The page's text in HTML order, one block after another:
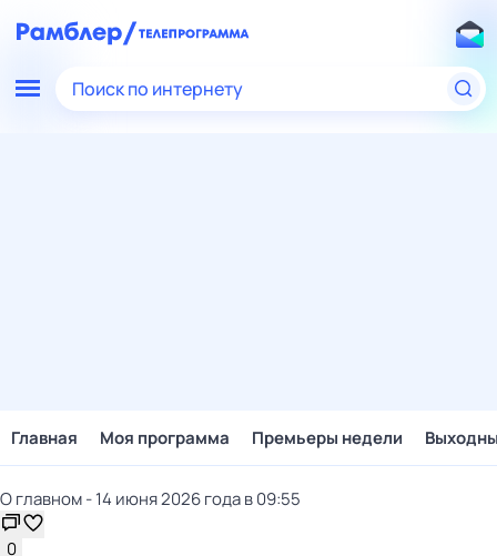
Поиск по интернету
Главная Моя программа Премьеры недели
О главном - 14 июня 2026 года в 09:55
0